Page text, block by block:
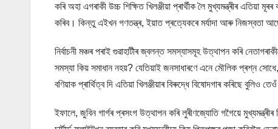
কৰি অহা এগৰাকী উচ্চ শিক্ষিত খিলঞ্জীয়া প্ৰাৰ্থীক লৈ মুখ্যমন্ত্ৰীৰ
কৰিব। কিন্তু এইখন গণতন্ত্ৰ, ইয়াত প্ৰত্যেকৰে মৰ্যাদা আৰু নিজস্বতা
নিৰ্বাচনী মঞ্চৰ পৰাই গুৱাহাটীৰ জ্বলন্ত সমস্যাসমূহ উত্থাপন কৰি
সমস্যা কিয় সমাধান নহয়? যেতিয়াই জনসাধাৰণে এনে মৌলিক প্ৰশ্ন
বণিয়াক প্ৰাৰ্থিত্ব দি এতিয়া খিলঞ্জীয়াৰ বিৰুদ্ধে বিষোদগাৰ কৰিছে বুলিও
ইফালে, জুবিন গাৰ্গৰ প্ৰসংগ উত্থাপন কৰি লুৰীণজ্যোতি গগৈয়ে